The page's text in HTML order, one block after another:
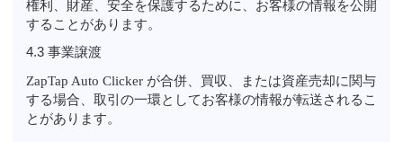
権利、財産、安全を保護するために、お客様の情報を公開
することがあります。
4.3 事業譲渡
ZapTap Auto Clicker が合併、買収、または資産売却に関与
する場合、取引の一環としてお客様の情報が転送されるこ
とがあります。